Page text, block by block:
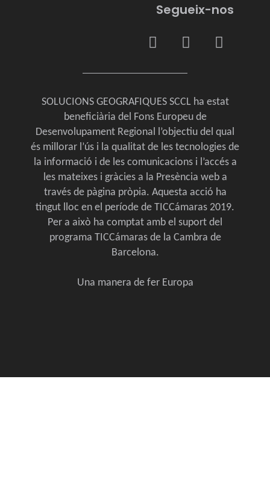
Segueix-nos
SOLUCIONS GEOGRAFIQUES SCCL ha estat
beneficiària del Fons Europeu de
Desenvolupament Regional l’objectiu del qual
és millorar l’ús i la qualitat de les tecnologies de
la informació i de les comunicacions i l’accés a
les mateixes i gràcies a la Presència web a
través de pàgina pròpia. Aquesta acció ha
tingut lloc en el període de TICCámaras 2019.
Per a això ha comptat amb el suport del
programa TICCámaras de la Cambra de
Barcelona.
Una manera de fer Europa